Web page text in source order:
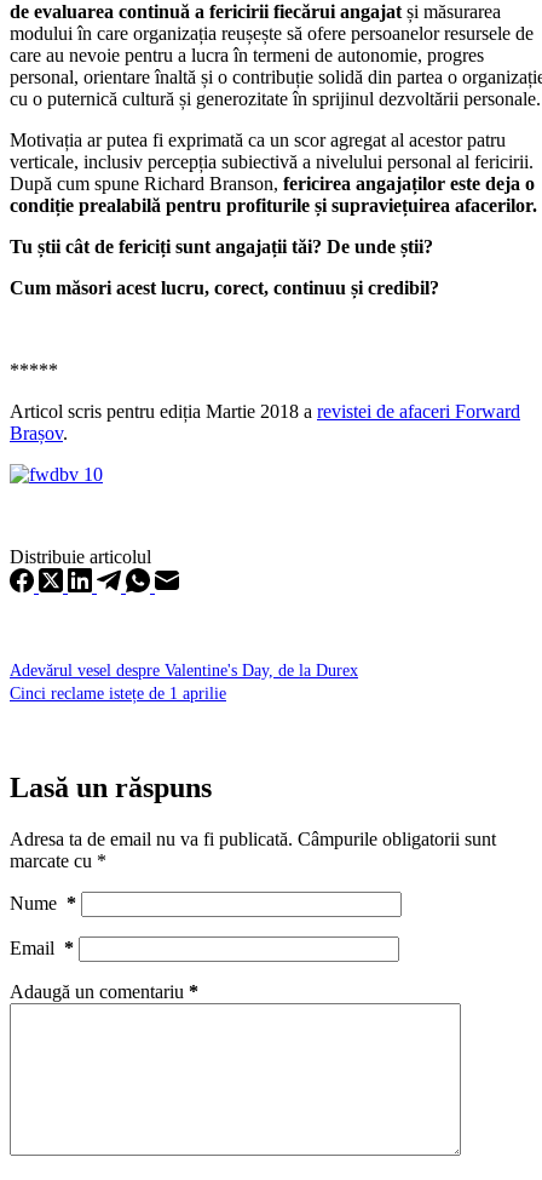
de evaluarea continuă a fericirii fiecărui angajat și măsurarea
modului în care organizația reușește să ofere persoanelor resursele de
care au nevoie pentru a lucra în termeni de autonomie, progres
personal, orientare înaltă și o contribuție solidă din partea o
cu o puternică cultură și generozitate în sprijinul dezvoltării personale.
Motivația ar putea fi exprimată ca un scor agregat al acestor patru
verticale, inclusiv percepția subiectivă a nivelului personal al fericirii.
După cum spune Richard Branson, fericirea angajaților este deja o
condiție prealabilă pentru profiturile și supraviețuirea afacerilor.
Tu știi cât de fericiți sunt angajații tăi? De unde știi?
Cum măsori acest lucru, corect, continuu și credibil?
*****
Articol scris pentru ediția Martie 2018 a revistei de afaceri Forward
Brașov.
Distribuie articolul
Adevărul vesel despre Valentine's Day, de la Durex
Cinci reclame istețe de 1 aprilie
Lasă un răspuns
Adresa ta de email nu va fi publicată. Câmpurile obligatorii sunt
marcate cu *
Nume *
Email *
Adaugă un comentariu *